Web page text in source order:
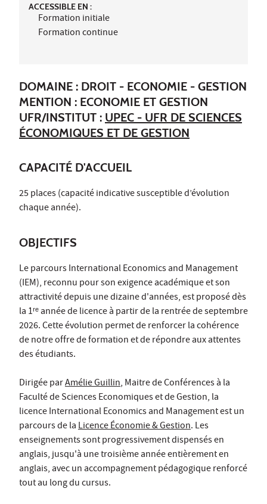
ACCESSIBLE EN :
Formation initiale
Formation continue
DOMAINE : DROIT - ECONOMIE - GESTION
MENTION : ECONOMIE ET GESTION
UFR/INSTITUT : UPEC - UFR DE SCIENCES
ÉCONOMIQUES ET DE GESTION
CAPACITÉ D'ACCUEIL
25 places (capacité indicative susceptible d’évolution
chaque année).
OBJECTIFS
Le parcours International Economics and Management
(IEM), reconnu pour son exigence académique et son
attractivité depuis une dizaine d'années, est proposé dès
la 1ʳᵉ année de licence à partir de la rentrée de septembre
2026. Cette évolution permet de renforcer la cohérence
de notre offre de formation et de répondre aux attentes
des étudiants.
Dirigée parAmélie Guillin, Maitre de Conférences à la
Faculté de Sciences Economiques et de Gestion, la
licence International Economics and Management est un
parcours de laLicence Économie & Gestion. Les
enseignements sont progressivement dispensés en
anglais, jusqu'à une troisième année entièrement en
anglais, avec un accompagnement pédagogique renforcé
tout au long du cursus.